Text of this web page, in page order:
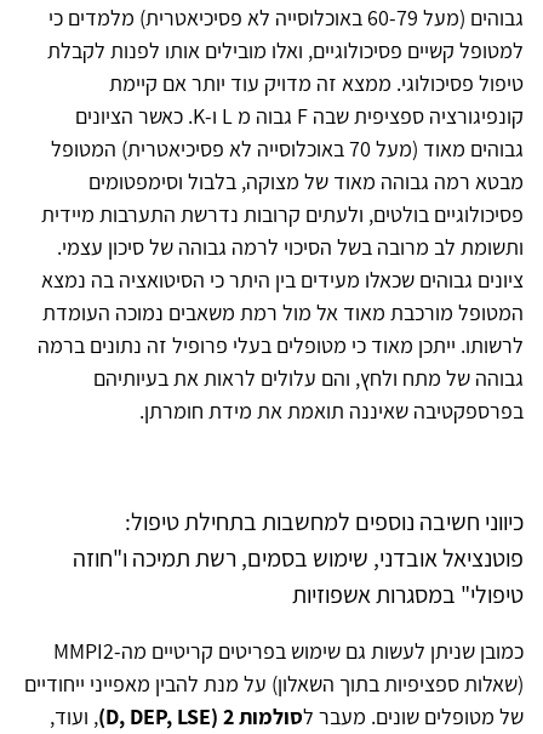
גבוהים (מעל 60-79 באוכלוסייה לא פסיכיאטרית) מלמדים כי
למטופל קשיים פסיכולוגיים, ואלו מובילים אותו לפנות לקבלת
טיפול פסיכולוגי. ממצא זה מדויק עוד יותר אם קיימת
קונפיגורציה ספציפית שבה F גבוה מ L ו-K. כאשר הציונים
גבוהים מאוד (מעל 70 באוכלוסייה לא פסיכיאטרית) המטופל
מבטא רמה גבוהה מאוד של מצוקה, בלבול וסימפטומים
פסיכולוגיים בולטים, ולעתים קרובות נדרשת התערבות מיידית
ותשומת לב מרובה בשל הסיכוי לרמה גבוהה של סיכון עצמי.
ציונים גבוהים שכאלו מעידים בין היתר כי הסיטואציה בה נמצא
המטופל מורכבת מאוד אל מול רמת משאבים נמוכה העומדת
לרשותו. ייתכן מאוד כי מטופלים בעלי פרופיל זה נתונים ברמה
גבוהה של מתח ולחץ, והם עלולים לראות את בעיותיהם
בפרספקטיבה שאיננה תואמת את מידת חומרתן.
כיווני חשיבה נוספים למחשבות בתחילת טיפול:
פוטנציאל אובדני, שימוש בסמים, רשת תמיכה ו"חוזה
טיפולי" במסגרות אשפוזיות
כמובן שניתן לעשות גם שימוש בפריטים קריטיים מה-MMPI2
(שאלות ספציפיות בתוך השאלון) על מנת להבין מאפייני ייחודיים
של מטופלים שונים. מעבר לסולמות 2 (D, DEP, LSE)
, ועוד,